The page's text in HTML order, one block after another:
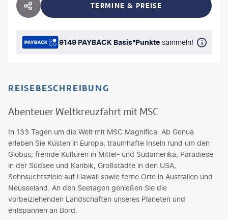
HOTEL TEILEN TERMINE & PREISE
9149 PAYBACK Basis°Punkte sammeln!
REISEBESCHREIBUNG
Abenteuer Weltkreuzfahrt mit MSC
In 133 Tagen um die Welt mit MSC Magnifica: Ab Genua
erleben Sie Küsten in Europa, traumhafte Inseln rund um den
Globus, fremde Kulturen in Mittel- und Südamerika, Paradiese
in der Südsee und Karibik, Großstädte in den USA,
Sehnsuchtsziele auf Hawaii sowie ferne Orte in Australien und
Neuseeland. An den Seetagen genießen Sie die
vorbeiziehenden Landschaften unseres Planeten und
entspannen an Bord.